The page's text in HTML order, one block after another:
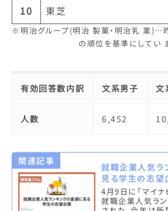
10
東芝
※明治グループ(明治 製菓・明治乳 業)…
の順位を基準にしてい
有効回答数内訳 文系男子 文
人数 6,452
関連記事
就職企業人気ラ
見る学生の志望
4月9日に「マイ
就職企業人気ラン